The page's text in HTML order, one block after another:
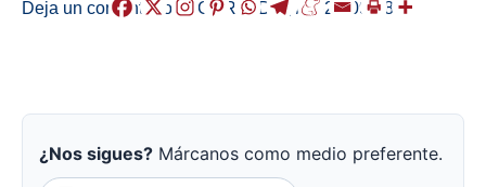
Deja un comentario /EGURALDIA, /2021-09-28
¿Nos sigues? Márcanos como medio preferente.